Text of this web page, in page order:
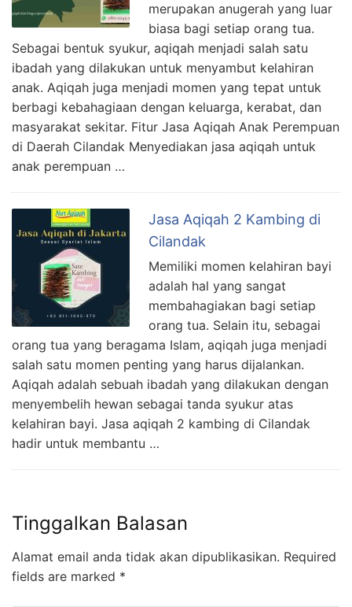
merupakan anugerah yang luar
biasa bagi setiap orang tua.
Sebagai bentuk syukur, aqiqah menjadi salah satu
ibadah yang dilakukan untuk menyambut kelahiran
anak. Aqiqah juga menjadi momen yang tepat untuk
berbagi kebahagiaan dengan keluarga, kerabat, dan
masyarakat sekitar. Fitur Jasa Aqiqah Anak Perempuan
di Daerah Cilandak Menyediakan jasa aqiqah untuk
anak perempuan …
Jasa Aqiqah 2 Kambing di
Cilandak
Memiliki momen kelahiran bayi
adalah hal yang sangat
membahagiakan bagi setiap
orang tua. Selain itu, sebagai
orang tua yang beragama Islam, aqiqah juga menjadi
salah satu momen penting yang harus dijalankan.
Aqiqah adalah sebuah ibadah yang dilakukan dengan
menyembelih hewan sebagai tanda syukur atas
kelahiran bayi. Jasa aqiqah 2 kambing di Cilandak
hadir untuk membantu …
Tinggalkan Balasan
Alamat email anda tidak akan dipublikasikan. Required
fields are marked *